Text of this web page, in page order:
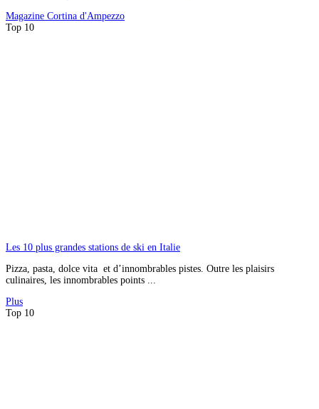
Magazine Cortina d'Ampezzo
Top 10
Les 10 plus grandes stations de ski en Italie
Pizza, pasta, dolce vita et d’innombrables pistes. Outre les plaisirs
culinaires, les innombrables points ...
Plus
Top 10